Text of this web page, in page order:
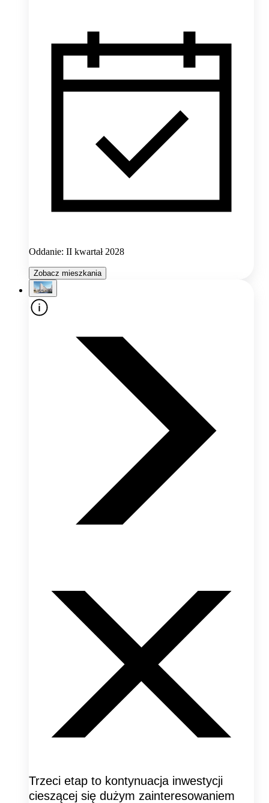
Oddanie: II kwartał 2028
Zobacz mieszkania
Trzeci etap to kontynuacja inwestycji
cieszącej się dużym zainteresowaniem